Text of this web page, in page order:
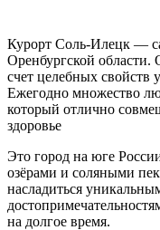
Курорт Соль-Илецк —
Оренбургской области.
счет целебных свойств
Ежегодно множество
который отлично
здоровье
Это город на юге
озёрами и соляными
насладиться
на долгое время.